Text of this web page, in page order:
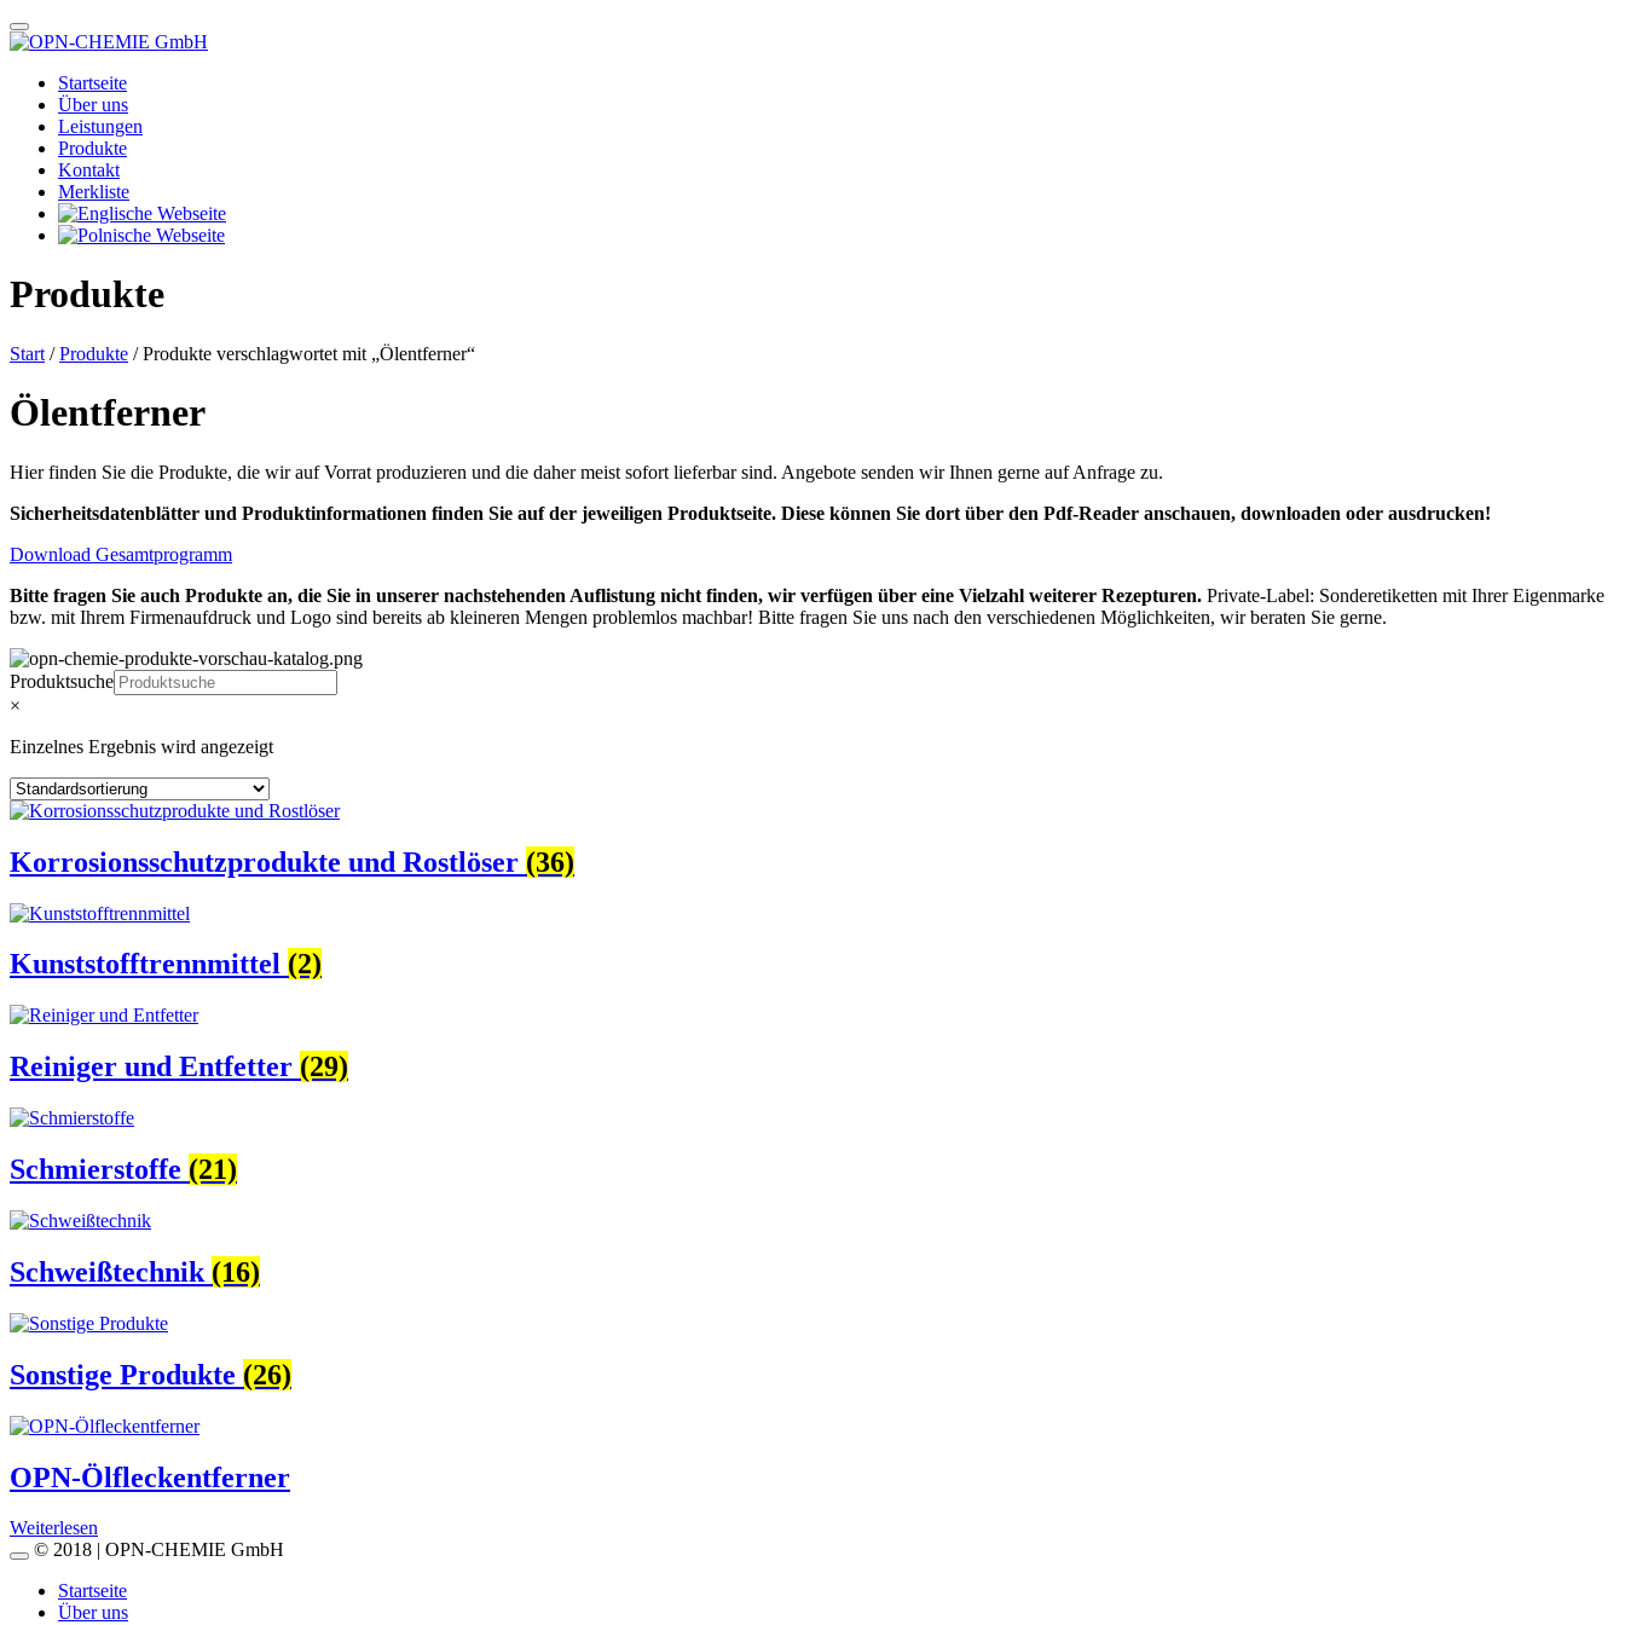
Startseite
Über uns
Leistungen
Produkte
Kontakt
Merkliste
Produkte
Start /Produkte / Produkte verschlagwortet mit „Ölentferner“
Ölentferner
Hier finden Sie die Produkte, die wir auf Vorrat produzieren und die daher meist sofort lieferbar sind. Angebote senden wir Ihnen gerne auf Anfrage zu.
Sicherheitsdatenblätter und Produktinformationen finden Sie auf der jeweiligen Produktseite. Diese können Sie dort über den Pdf-Reader anschauen, downloaden oder ausdrucken!
Download Gesamtprogramm
Bitte fragen Sie auch Produkte an, die Sie in unserer nachstehenden Auflistung nicht finden, wir verfügen über eine Vielzahl weiterer Rezepturen. Private-Label: Sonderetiketten mit Ihrer Eigenmarke
bzw. mit Ihrem Firmenaufdruck und Logo sind bereits ab kleineren Mengen problemlos machbar! Bitte fragen Sie uns nach den verschiedenen Möglichkeiten, wir beraten Sie gerne.
Produktsuche
×
Einzelnes Ergebnis wird angezeigt
Korrosionsschutzprodukte und Rostlöser (36)
Kunststofftrennmittel (2)
Reiniger und Entfetter (29)
Schmierstoffe (21)
Schweißtechnik (16)
Sonstige Produkte (26)
OPN-Ölfleckentferner
Weiterlesen
© 2018 | OPN-CHEMIE GmbH
Startseite
Über uns